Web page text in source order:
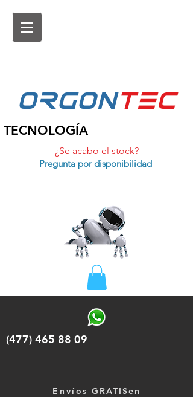
ORGONtEc
TECNOLOGÍA
¿Se acabo el stock?
Pregunta por disponibilidad
(477) 465 88 09
Envíos GRATISen